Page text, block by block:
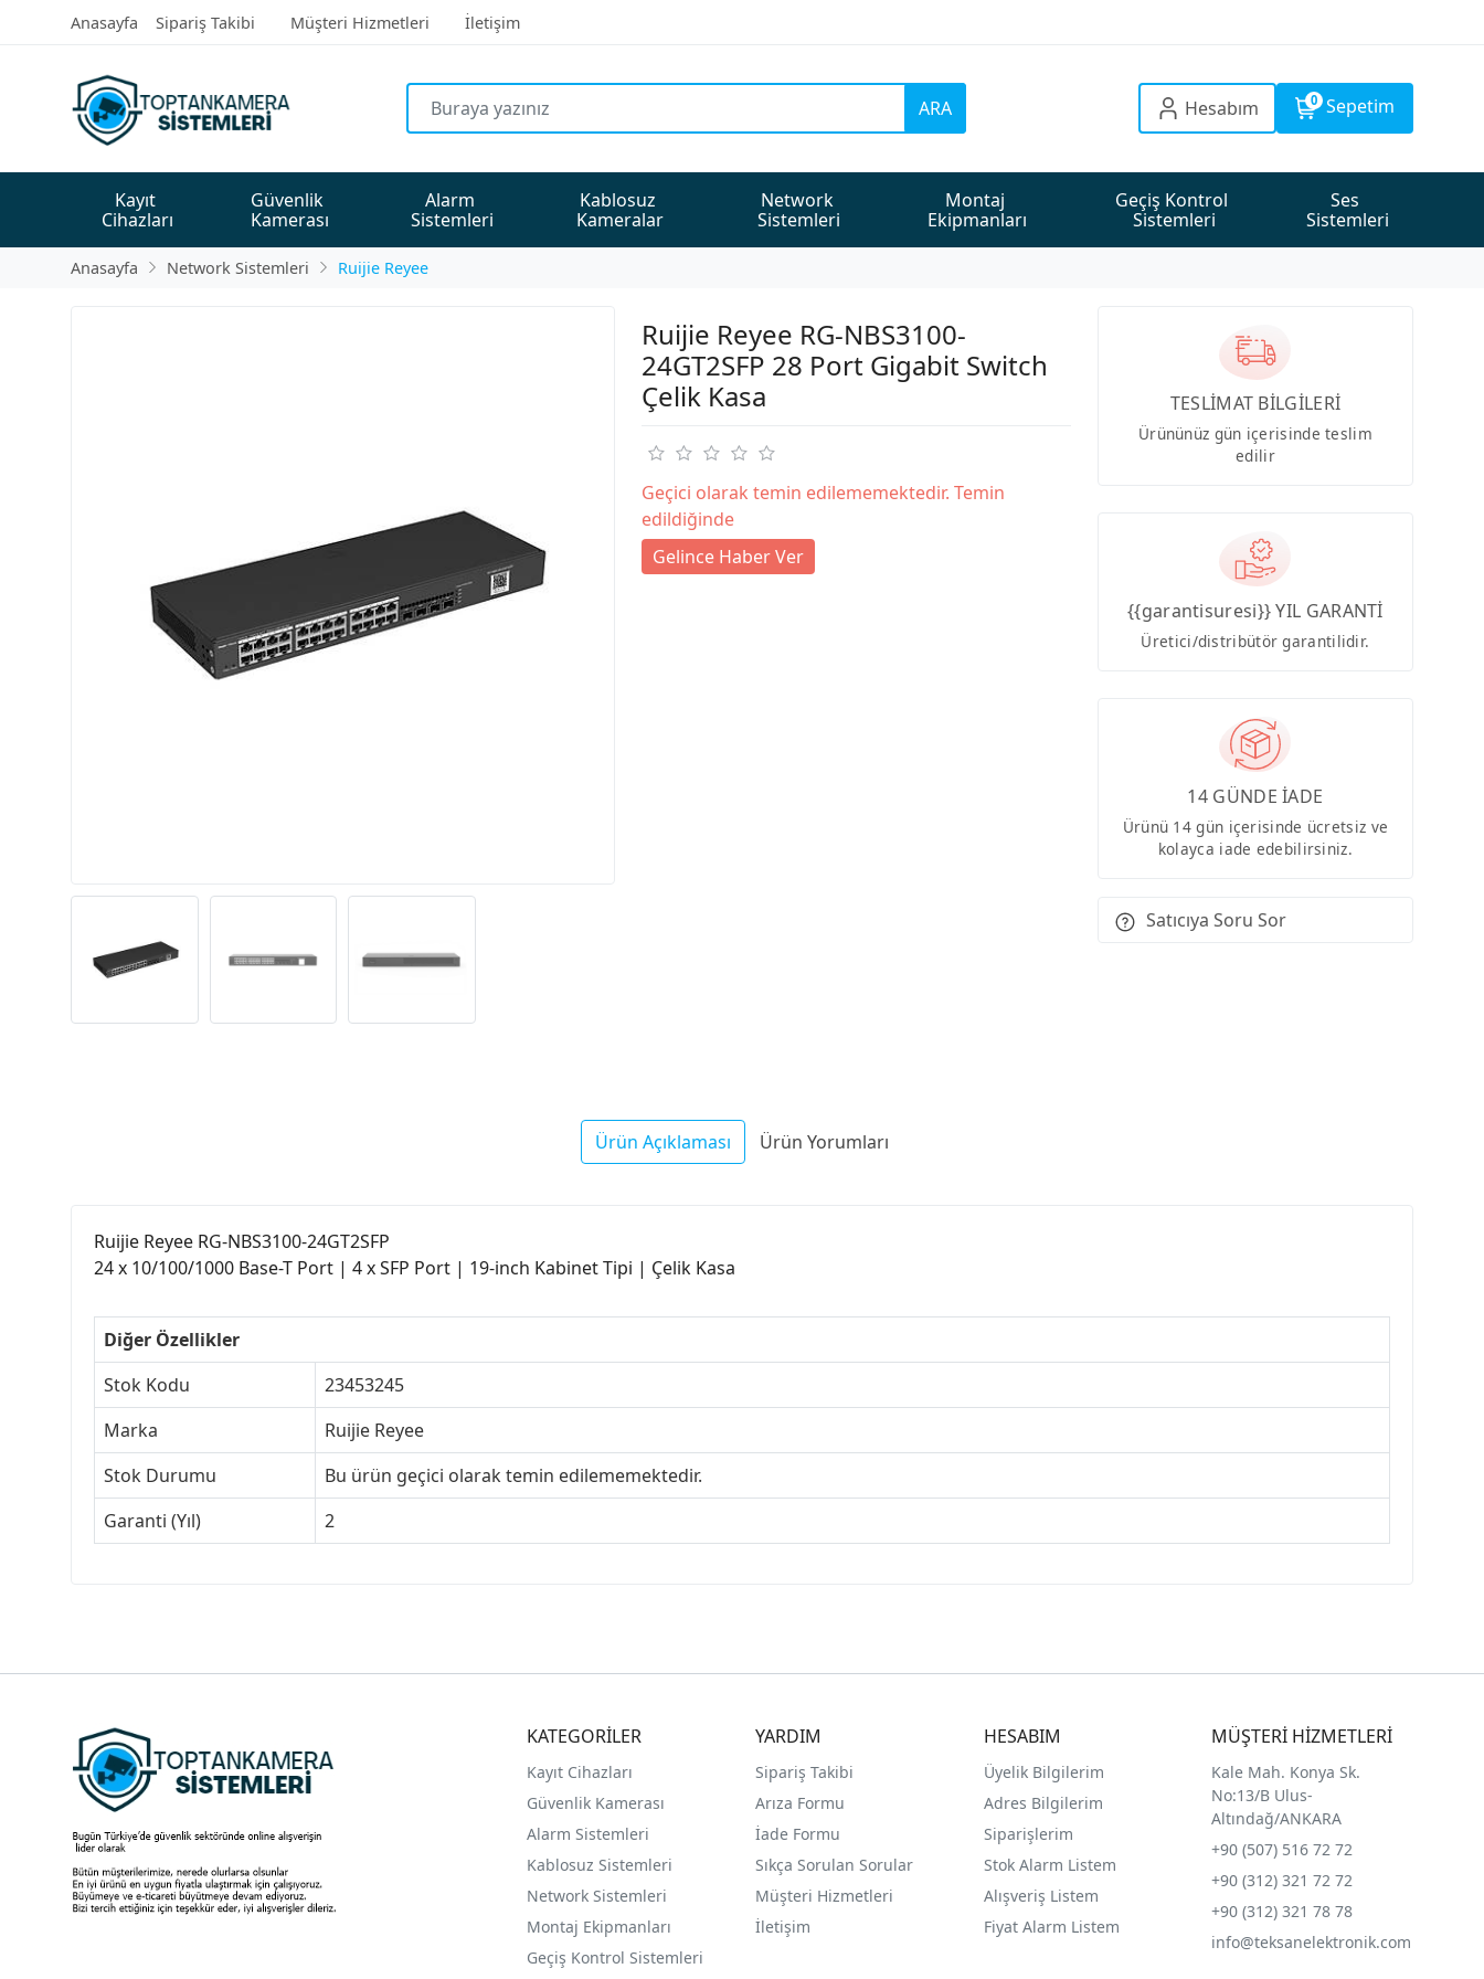
Anasayfa Sipariş Takibi Müşteri Hizmetleri İletişim
ARA Hesabım 0 Sepetim
Kayıt
Cihazları
Güvenlik
Kamerası
Alarm
Sistemleri
Kablosuz
Kameralar
Network
Sistemleri
Montaj
Ekipmanları
Geçiş Kontrol
Sistemleri
Ses
Sistemleri
Anasayfa Network Sistemleri Ruijie Reyee
Ruijie Reyee RG-NBS3100-
24GT2SFP 28 Port Gigabit Switch
Çelik Kasa
Geçici olarak temin edilememektedir. Temin
edildiğinde
Gelince Haber Ver
TESLİMAT BİLGİLERİ
Ürününüz gün içerisinde teslim
edilir
{{garantisuresi}} YIL GARANTİ
Üretici/distribütör garantilidir.
14 GÜNDE İADE
Ürünü 14 gün içerisinde ücretsiz ve
kolayca iade edebilirsiniz.
Satıcıya Soru Sor
Ürün Açıklaması Ürün Yorumları
Ruijie Reyee RG-NBS3100-24GT2SFP
24 x 10/100/1000 Base-T Port | 4 x SFP Port | 19-inch Kabinet Tipi | Çelik Kasa
Diğer Özellikler
Stok Kodu
23453245
Marka
Ruijie Reyee
Stok Durumu
Bu ürün geçici olarak temin edilememektedir.
Garanti (Yıl)
2
KATEGORİLER
Kayıt Cihazları
Güvenlik Kamerası
Alarm Sistemleri
Kablosuz Sistemleri
Network Sistemleri
Montaj Ekipmanları
Geçiş Kontrol Sistemleri
YARDIM
Sipariş Takibi
Arıza Formu
İade Formu
Sıkça Sorulan Sorular
Müşteri Hizmetleri
İletişim
HESABIM
Üyelik Bilgilerim
Adres Bilgilerim
Siparişlerim
Stok Alarm Listem
Alışveriş Listem
Fiyat Alarm Listem
MÜŞTERİ HİZMETLERİ
Kale Mah. Konya Sk.
No:13/B Ulus-
Altındağ/ANKARA
+90 (507) 516 72 72
+90 (312) 321 72 72
+90 (312) 321 78 78
info@teksanelektronik.com